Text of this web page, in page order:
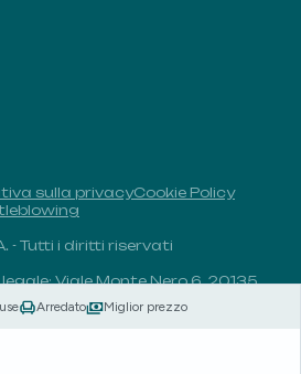
Arredato Miglior prezzo
sulla privacyCookie Policy
- Tutti i diritti riservati
legale: Viale Monte Nero 6, 20135,
- R.E.A.: MI-1838078 -
euro i.v.